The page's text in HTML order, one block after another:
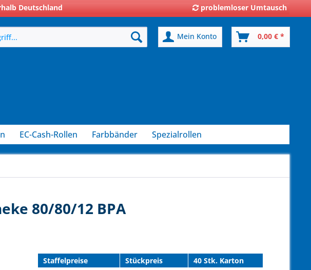
Deutschland problemloser Umtausch
Mein Konto 0,00 € *
EC-Cash-Rollen Farbbänder Spezialrollen
80/80/12 BPA
Staffelpreise Stückpreis 40 Stk. Karton